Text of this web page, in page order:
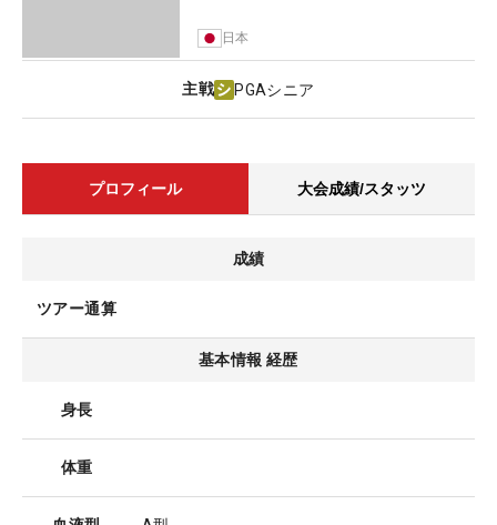
日本
主戦 PGAシニア
プロフィール 大会成績/スタッツ
成績
ツアー通算
基本情報 経歴
身長
体重